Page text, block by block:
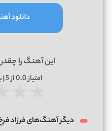
دانلود
این آهنگ را
امتیاز0.0از 5 | بر اساس
دیگر آهنگ‌های فرزاد